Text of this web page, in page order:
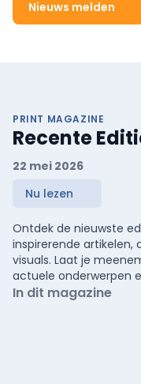
Nieuws melden
PRINT MAGAZINE
Recente
22 mei 2026
Nu lezen
Ontdek de nieuwste
inspirerende artikelen,
visuals. Laat je
actuele onderwerpen
In dit magazine